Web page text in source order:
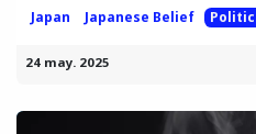
Japan Japanese Belief
24 may. 2025